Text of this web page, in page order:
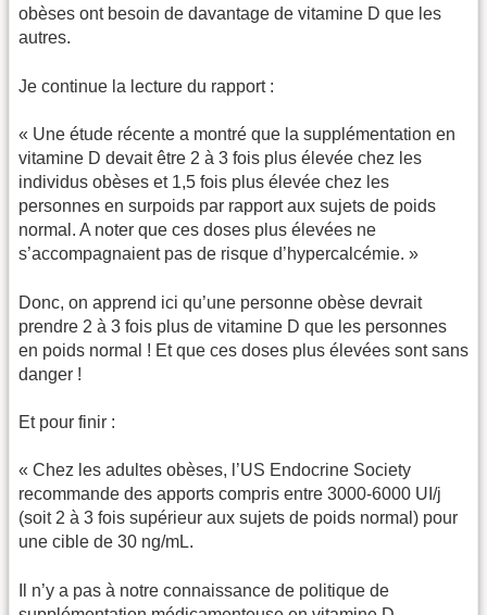
obèses ont besoin de davantage de vitamine D que les
autres.
Je continue la lecture du rapport :
« Une étude récente a montré que la supplémentation en
vitamine D devait être 2 à 3 fois plus élevée chez les
individus obèses et 1,5 fois plus élevée chez les
personnes en surpoids par rapport aux sujets de poids
normal. A noter que ces doses plus élevées ne
s’accompagnaient pas de risque d’hypercalcémie. »
Donc, on apprend ici qu’une personne obèse devrait
prendre 2 à 3 fois plus de vitamine D que les personnes
en poids normal ! Et que ces doses plus élevées sont sans
danger !
Et pour finir :
« Chez les adultes obèses, l’US Endocrine Society
recommande des apports compris entre 3000-6000 UI/j
(soit 2 à 3 fois supérieur aux sujets de poids normal) pour
une cible de 30 ng/mL.
Il n’y a pas à notre connaissance de politique de